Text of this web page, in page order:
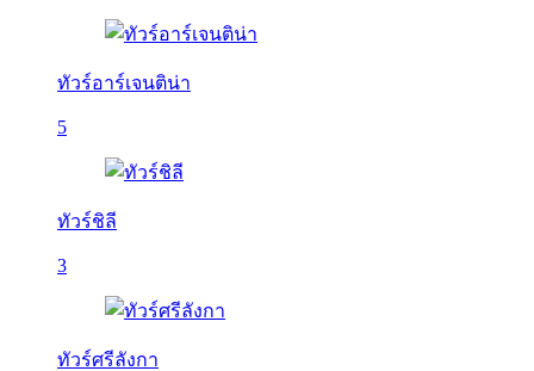
ทัวร์อาร์เจนติน่า
5
ทัวร์ชิลี
3
ทัวร์ศรีลังกา